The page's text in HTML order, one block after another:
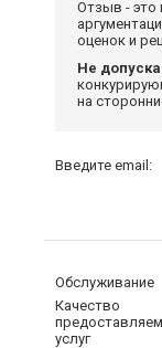
Отзыв - это
оценок и
Не
на
Введите email:
Обслуживание
Качество
услуг